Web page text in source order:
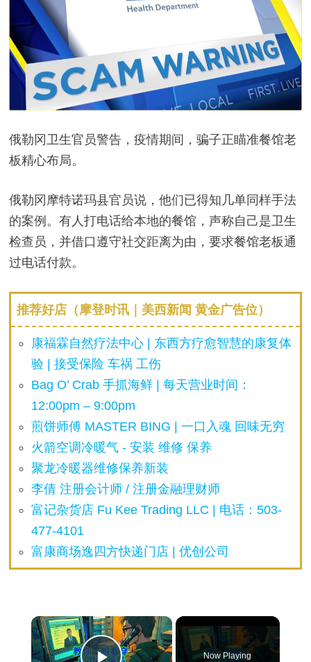
俄勒冈卫生官员警告，疫情期间，骗子正瞄准餐馆老
板精心布局。
俄勒冈摩特诺玛县官员说，他们已得知几单同样手法
的案例。有人打电话给本地的餐馆，声称自己是卫生
检查员，并借口遵守社交距离为由，要求餐馆老板通
过电话付款。
推荐好店（摩登时讯｜美西新闻 黄金广告位）
康福霖自然疗法中心 | 东西方疗愈智慧的康复体
验 | 接受保险 车祸 工伤
Bag O’ Crab 手抓海鲜 | 每天营业时间：
12:00pm – 9:00pm
煎饼师傅 MASTER BING | 一口入魂 回味无穷
火箭空调冷暖气 - 安装 维修 保养
聚龙冷暖器维修保养新装
李倩 注册会计师 / 注册金融理财师
富记杂货店 Fu Kee Trading LLC | 电话：503-
477-4101
富康商场逸四方快递门店 | 优创公司
×
Now Playing